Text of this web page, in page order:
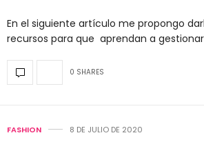
En el siguiente artículo me propongo
recursos para que aprendan a
0 SHARES
FASHION 8 DE JULIO DE 2020